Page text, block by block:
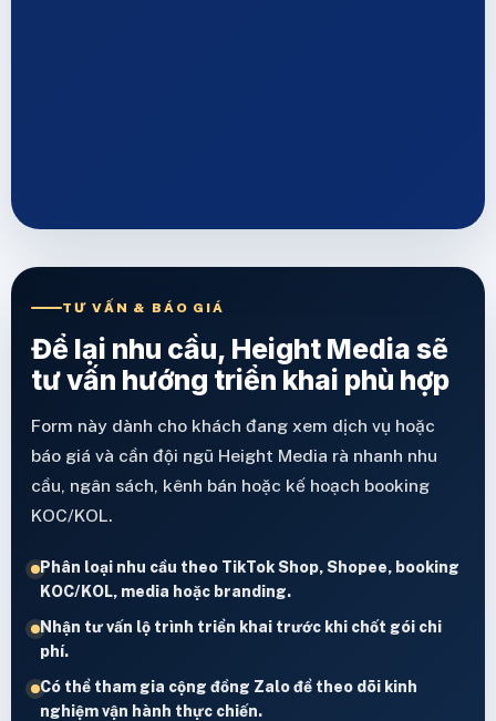
TƯ VẤN & BÁO GIÁ
Để lại nhu cầu, Height Media sẽ
tư vấn hướng triển khai phù hợp
Form này dành cho khách đang xem dịch vụ hoặc
báo giá và cần đội ngũ Height Media rà nhanh nhu
cầu, ngân sách, kênh bán hoặc kế hoạch booking
KOC/KOL.
Phân loại nhu cầu theo TikTok Shop, Shopee, booking
KOC/KOL, media hoặc branding.
Nhận tư vấn lộ trình triển khai trước khi chốt gói chi
phí.
Có thể tham gia cộng đồng Zalo để theo dõi kinh
nghiệm vận hành thực chiến.